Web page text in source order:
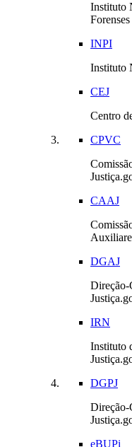
Instituto
INPI
Instituto
CEJ
Centro
CPVC
CAAJ
DGAJ
Direção-
IRN
Instituto
DGPJ
Direção-
eBUPi